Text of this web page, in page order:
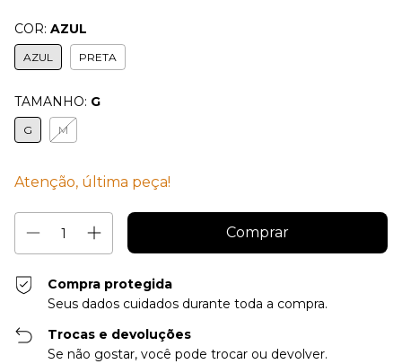
COR: AZUL
AZUL PRETA
TAMANHO: G
G M
Atenção, última peça!
Compra protegida
Seus dados cuidados durante toda a compra.
Trocas e devoluções
Se não gostar, você pode trocar ou devolver.